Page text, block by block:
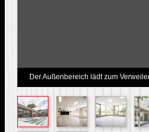
Der Außenbereich lädt zum